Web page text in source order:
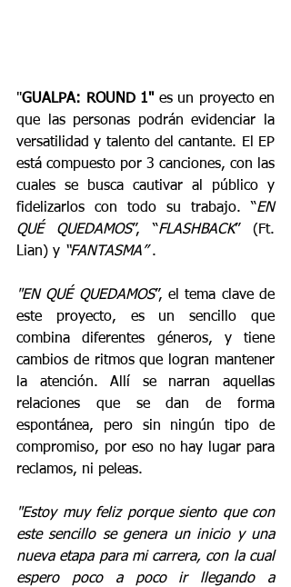
"GUALPA: ROUND 1" es un proyecto en
que las personas podrán evidenciar la
versatilidad y talento del cantante. El EP
está compuesto por 3 canciones, con las
cuales se busca cautivar al público y
fidelizarlos con todo su trabajo. “EN
QUÉ QUEDAMOS”, “FLASHBACK” (Ft.
Lian) y “FANTASMA” .
"EN QUÉ QUEDAMOS”, el tema clave de
este proyecto, es un sencillo que
combina diferentes géneros, y tiene
cambios de ritmos que logran mantener
la atención. Allí se narran aquellas
relaciones que se dan de forma
espontánea, pero sin ningún tipo de
compromiso, por eso no hay lugar para
reclamos, ni peleas.
"Estoy muy feliz porque siento que con
este sencillo se genera un inicio y una
nueva etapa para mi carrera, con la cual
espero poco a poco ir llegando a